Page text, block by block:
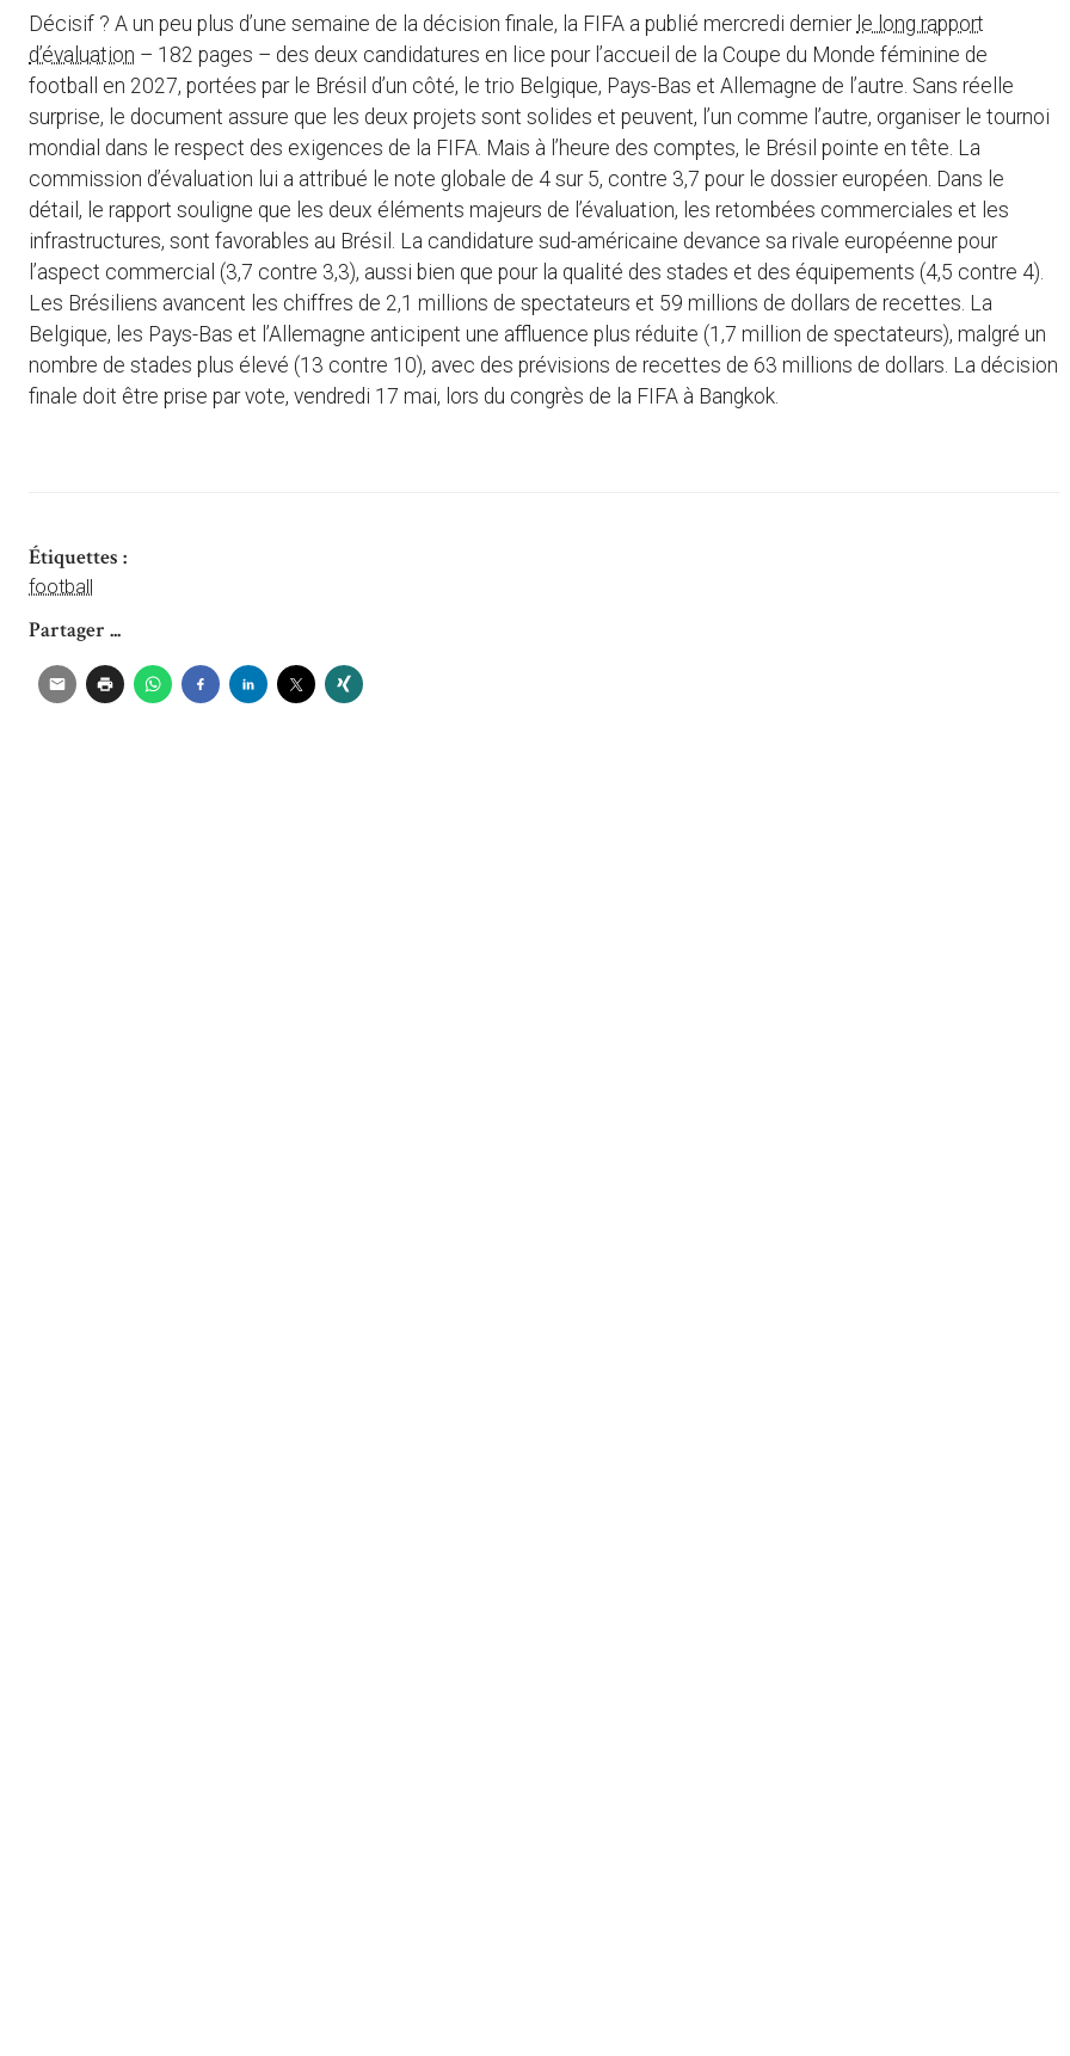
Décisif ? A un peu plus d’une semaine de la décision finale, la FIFA a publié mercredi dernier le long rapport
d’évaluation – 182 pages – des deux candidatures en lice pour l’accueil de la Coupe du Monde féminine de
football en 2027, portées par le Brésil d’un côté, le trio Belgique, Pays-Bas et Allemagne de l’autre. Sans réelle
surprise, le document assure que les deux projets sont solides et peuvent, l’un comme l’autre, organiser le tournoi
mondial dans le respect des exigences de la FIFA. Mais à l’heure des comptes, le Brésil pointe en tête. La
commission d’évaluation lui a attribué le note globale de 4 sur 5, contre 3,7 pour le dossier européen. Dans le
détail, le rapport souligne que les deux éléments majeurs de l’évaluation, les retombées commerciales et les
infrastructures, sont favorables au Brésil. La candidature sud-américaine devance sa rivale européenne pour
l’aspect commercial (3,7 contre 3,3), aussi bien que pour la qualité des stades et des équipements (4,5 contre 4).
Les Brésiliens avancent les chiffres de 2,1 millions de spectateurs et 59 millions de dollars de recettes. La
Belgique, les Pays-Bas et l’Allemagne anticipent une affluence plus réduite (1,7 million de spectateurs), malgré un
nombre de stades plus élevé (13 contre 10), avec des prévisions de recettes de 63 millions de dollars. La décision
finale doit être prise par vote, vendredi 17 mai, lors du congrès de la FIFA à Bangkok.
Étiquettes :
football
Partager ...